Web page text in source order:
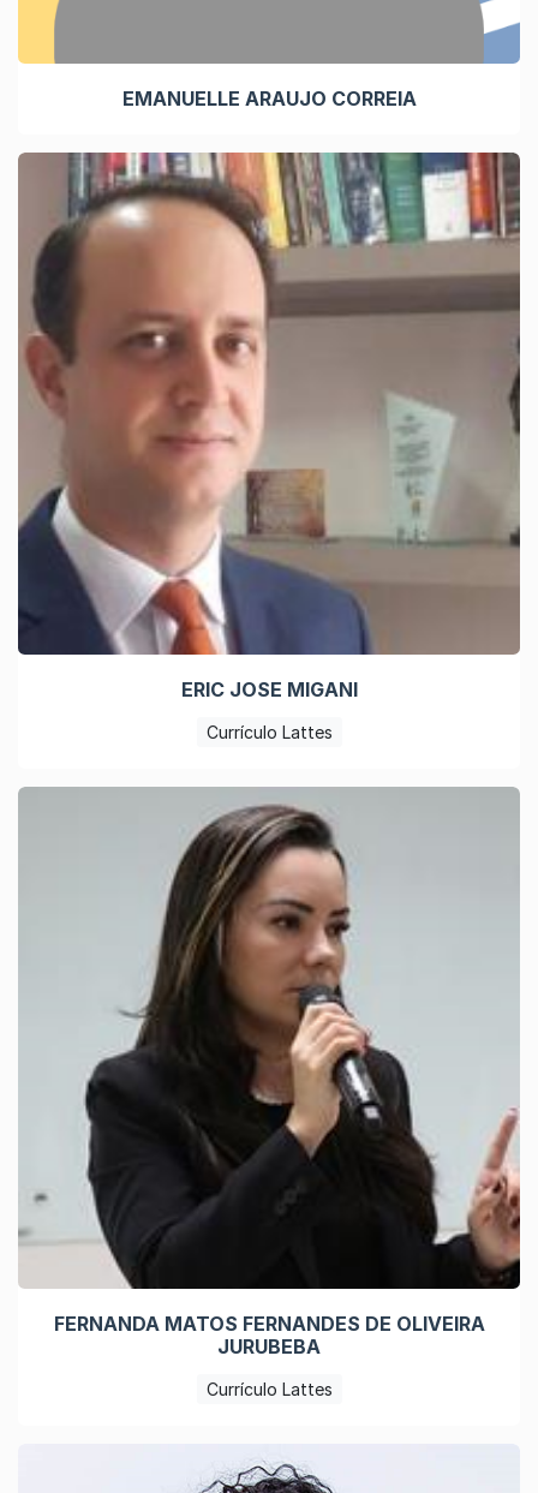
EMANUELLE ARAUJO CORREIA
ERIC JOSE MIGANI
Currículo Lattes
FERNANDA MATOS FERNANDES DE OLIVEIRA
JURUBEBA
Currículo Lattes